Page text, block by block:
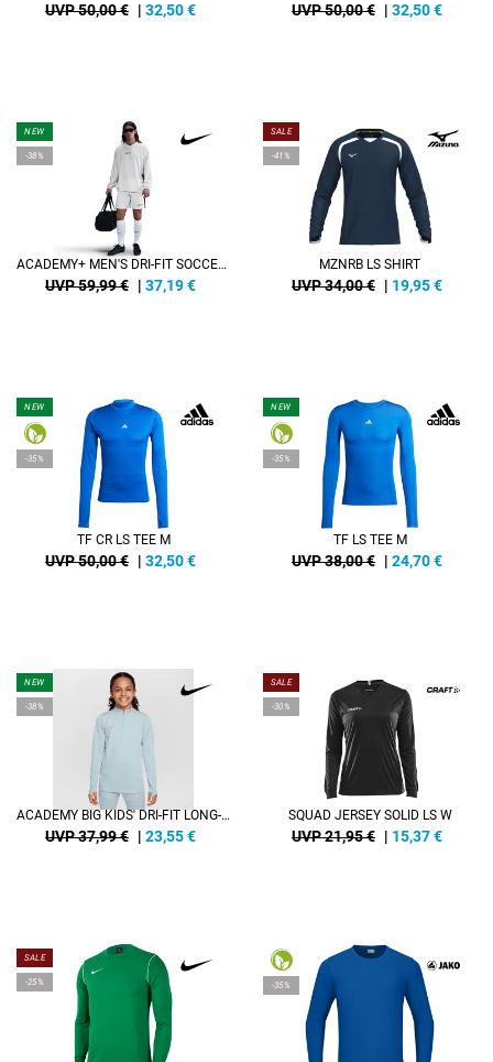
UVP 50,00 € | 32,50€ UVP 50,00 € | 32,50€
NEW
-38%
ACADEMY+ MEN'S DRI-FIT SOCCER SHELL TOP
UVP 59,99 € | 37,19€
SALE
-41%
MZNRB LS SHIRT
UVP 34,00 € | 19,95€
NEW
-35%
TF CR LS TEE M
UVP 50,00 € | 32,50€
NEW
-35%
TF LS TEE M
UVP 38,00 € | 24,70€
NEW
-38%
ACADEMY BIG KIDS' DRI-FIT LONG-SLEEVE 1/4-ZIP SOCCER DRILL TOP
UVP 37,99 € | 23,55€
SALE
-30%
SQUAD JERSEY SOLID LS W
UVP 21,95 € | 15,37€
SALE
-25% -35%